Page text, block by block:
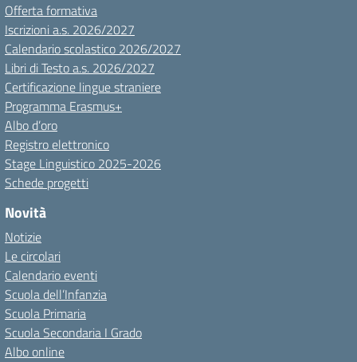
Offerta formativa
Iscrizioni a.s. 2026/2027
Calendario scolastico 2026/2027
Libri di Testo a.s. 2026/2027
Certificazione lingue straniere
Programma Erasmus+
Albo d’oro
Registro elettronico
Stage Linguistico 2025-2026
Schede progetti
Novità
Notizie
Le circolari
Calendario eventi
Scuola dell’Infanzia
Scuola Primaria
Scuola Secondaria I Grado
Albo online